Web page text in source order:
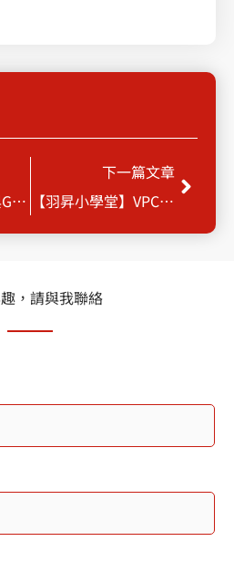
【羽昇小學堂】與GCP互動的四種方式
下一篇文章
【羽昇小學堂】VPC 的重要功能
下一
，請與我聯絡